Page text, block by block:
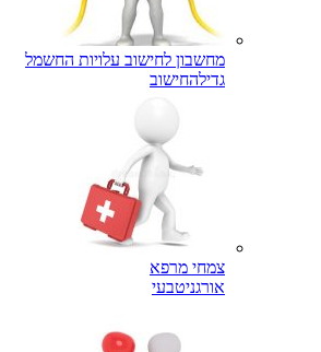
מחשבון לחישוב עלויות החשמל
גדילהחישוב
צמחי מרפא
אורגניטבעי